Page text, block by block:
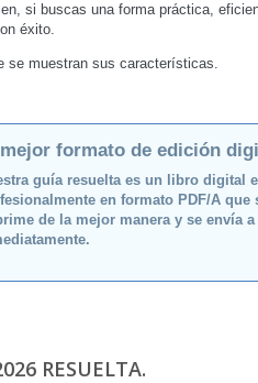
si buscas una forma práctica,
éxito.
se muestran sus características.
formato de edición
guía resuelta es un libro digital
en formato PDF/A que
de la mejor manera y se envía a
RESUELTA.